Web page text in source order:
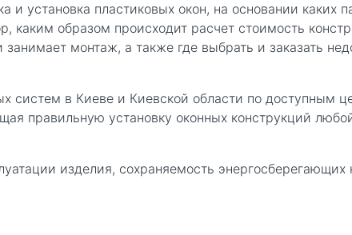
и установка пластиковых окон, на основании каких
каким образом происходит расчет стоимость
занимает монтаж, а также где выбрать и заказать
систем в Киеве и Киевской области по доступным
правильную установку оконных конструкций
изделия, сохраняемость энергосберегающих